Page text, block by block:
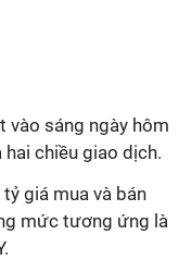
vào sáng ngày hôm
chiều giao dịch.
giá mua và bán
mức tương ứng là